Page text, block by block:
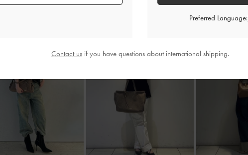
Preferred Language:
Contact usif you have questions about international shipping.